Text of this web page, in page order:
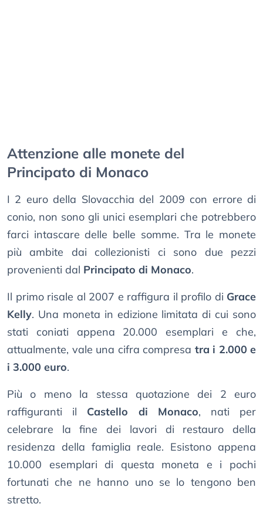
Attenzione alle monete del
Principato di Monaco
I 2 euro della Slovacchia del 2009 con errore di
conio, non sono gli unici esemplari che potrebbero
farci intascare delle belle somme. Tra le monete
più ambite dai collezionisti ci sono due pezzi
provenienti dal Principato di Monaco.
Il primo risale al 2007 e raffigura il profilo di Grace
Kelly. Una moneta in edizione limitata di cui sono
stati coniati appena 20.000 esemplari e che,
attualmente, vale una cifra compresa tra i 2.000 e
i 3.000 euro.
Più o meno la stessa quotazione dei 2 euro
raffiguranti il Castello di Monaco, nati per
celebrare la fine dei lavori di restauro della
residenza della famiglia reale. Esistono appena
10.000 esemplari di questa moneta e i pochi
fortunati che ne hanno uno se lo tengono ben
stretto.